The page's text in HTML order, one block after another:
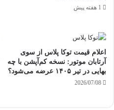
1 هفته پیش
اعلام قیمت توکا پلاس از سوی
آرتابان موتور: نسخه کم‌آپشن با چه
بهایی در تیر ۱۴۰۵ عرضه می‌شود؟
2026/07/08